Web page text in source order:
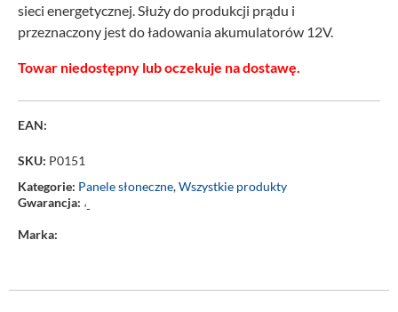
sieci energetycznej. Służy do produkcji prądu i
przeznaczony jest do ładowania akumulatorów 12V.
Towar niedostępny lub oczekuje na dostawę.
EAN:
SKU: P0151
Kategorie: Panele słoneczne,Wszystkie produkty
Gwarancja: ‘-
Marka: